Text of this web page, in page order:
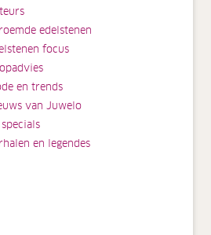
edelstenen
focus
en trends
van Juwelo
specials
en legendes